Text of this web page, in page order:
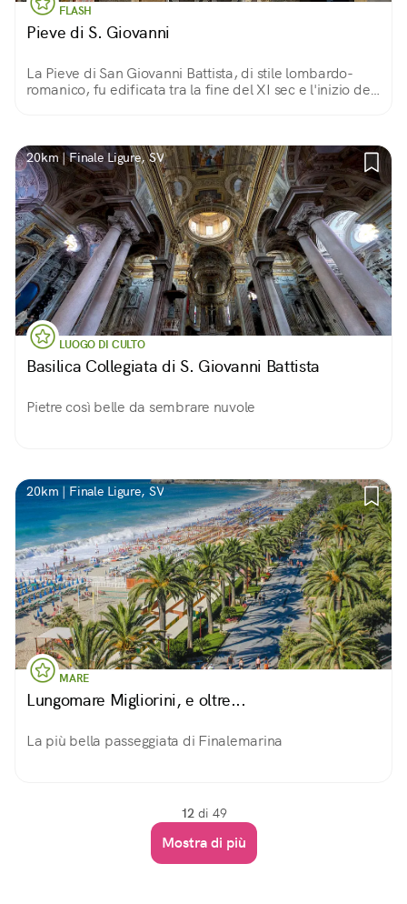
FLASH
Pieve di S. Giovanni
La Pieve di San Giovanni Battista, di stile lombardo-
romanico, fu edificata tra la fine del XI sec e l'inizio del
20km | Finale Ligure, SV
LUOGO DI CULTO
Basilica Collegiata di S. Giovanni Battista
Pietre così belle da sembrare nuvole
20km | Finale Ligure, SV
MARE
Lungomare Migliorini, e oltre...
La più bella passeggiata di Finalemarina
12 di 49
Mostra di più